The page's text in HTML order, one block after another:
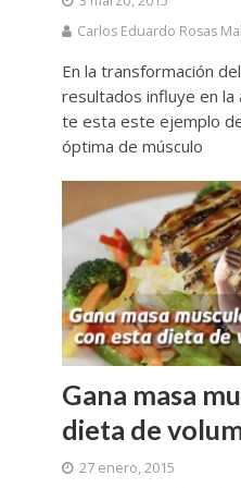
Carlos Eduardo Rosas
En la transformación
resultados influye en la
te esta este ejemplo
óptima de músculo
Gana masa
dieta de
27 enero, 2015